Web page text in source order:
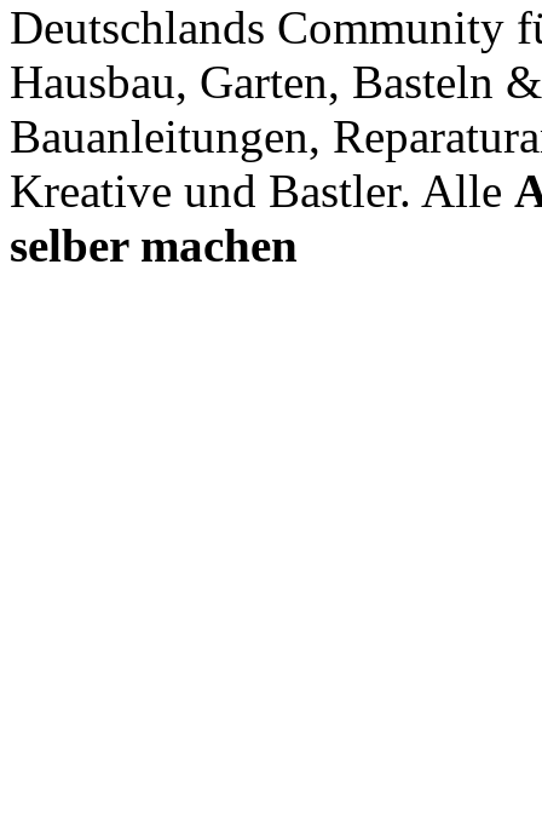
Deutschlands Community
Hausbau, Garten, Basteln
Bauanleitungen,
Kreative und Bastler. Alle
selber machen